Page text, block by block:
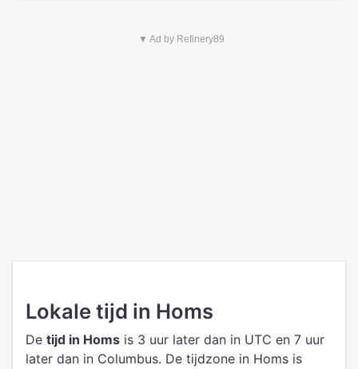
▼ Ad by Refinery89
Lokale tijd in Homs
De tijd in Homs is 3 uur later dan in UTC en 7 uur
later dan in Columbus. De tijdzone in Homs is